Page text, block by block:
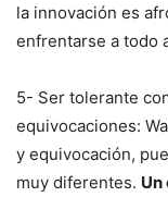
la innovación es
enfrentarse a todo
5- Ser tolerante
equivocaciones:
y equivocación,
muy diferentes. Un